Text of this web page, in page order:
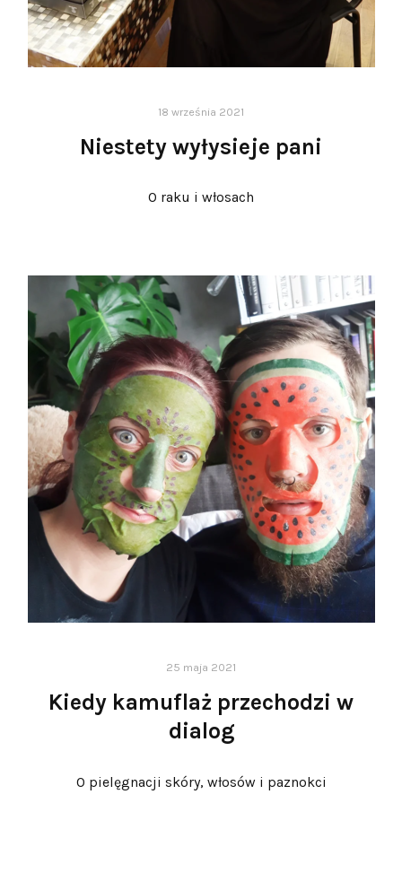
18 września 2021
Niestety wyłysieje pani
O raku i włosach
25 maja 2021
Kiedy kamuflaż przechodzi w
dialog
O pielęgnacji skóry, włosów i paznokci